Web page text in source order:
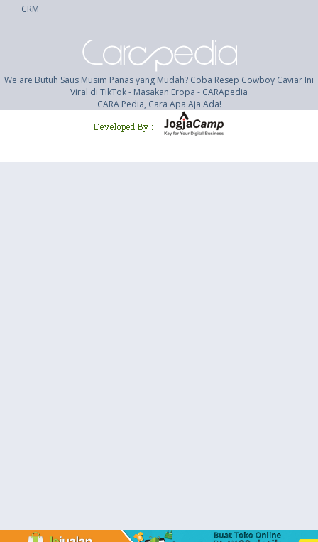
CRM
We are Butuh Saus Musim Panas yang Mudah? Coba Resep Cowboy Caviar Ini
Viral di TikTok - Masakan Eropa - CARApedia
CARA Pedia, Cara Apa Aja Ada!